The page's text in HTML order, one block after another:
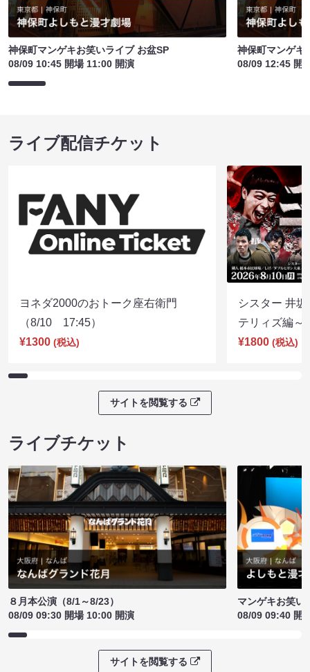
神保町マンゲキお笑いライブ お盆SP
08/09 10:45 開場 11:00 開演
神保町マンゲキ
08/09 12:45 開
ライブ配信チケット
ヨネダ2000のおトーク座右衛門
（8/10 17:45）
¥1300 (税込)
シスター 井
テリィズ編
¥1800 (税込)
サイトを閲覧する
ライブチケット
８月本公演（8/1～8/23）
08/09 09:30 開場 10:00 開演
マンゲキお笑い
08/09 09:40 開
サイトを閲覧する